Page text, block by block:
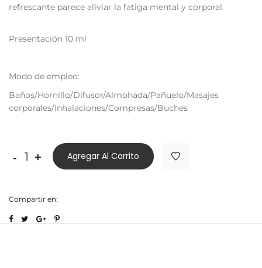
refrescante parece aliviar la fatiga mental y corporal.
Presentación 10 ml
Modo de empleo:
Baños/Hornillo/Difusor/Almohada/Pañuelo/Masajes
corporales/Inhalaciones/Compresas/Buches
- + Agregar Al Carrito
Compartir en: